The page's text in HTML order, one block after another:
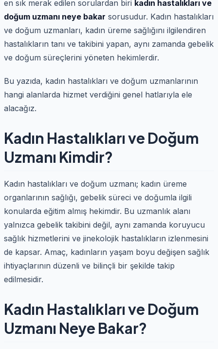
en sık merak edilen sorulardan biri kadın hastalıkları ve
doğum uzmanı neye bakar sorusudur. Kadın hastalıkları
ve doğum uzmanları, kadın üreme sağlığını ilgilendiren
hastalıkların tanı ve takibini yapan, aynı zamanda gebelik
ve doğum süreçlerini yöneten hekimlerdir.
Bu yazıda, kadın hastalıkları ve doğum uzmanlarının
hangi alanlarda hizmet verdiğini genel hatlarıyla ele
alacağız.
Kadın Hastalıkları ve Doğum
Uzmanı Kimdir?
Kadın hastalıkları ve doğum uzmanı; kadın üreme
organlarının sağlığı, gebelik süreci ve doğumla ilgili
konularda eğitim almış hekimdir. Bu uzmanlık alanı
yalnızca gebelik takibini değil, aynı zamanda koruyucu
sağlık hizmetlerini ve jinekolojik hastalıkların izlenmesini
de kapsar. Amaç, kadınların yaşam boyu değişen sağlık
ihtiyaçlarının düzenli ve bilinçli bir şekilde takip
edilmesidir.
Kadın Hastalıkları ve Doğum
Uzmanı Neye Bakar?